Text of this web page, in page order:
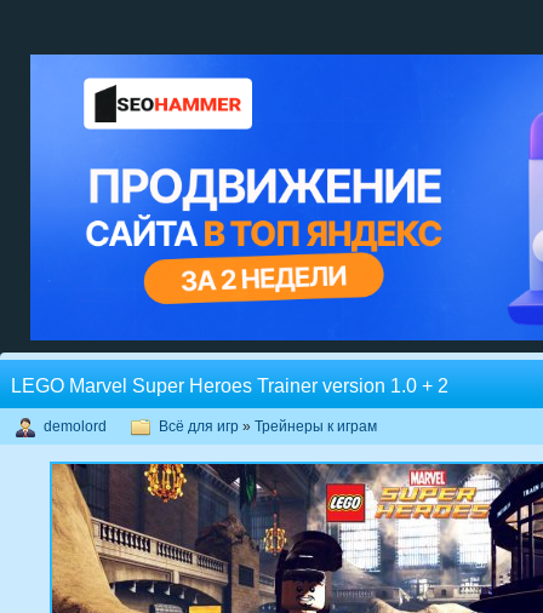
LEGO Marvel Super Heroes Trainer version 1.0 + 2
demolord Всё для игр » Трейнеры к играм